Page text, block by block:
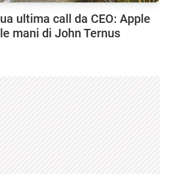
ultima call da CEO: Apple
mani di John Ternus